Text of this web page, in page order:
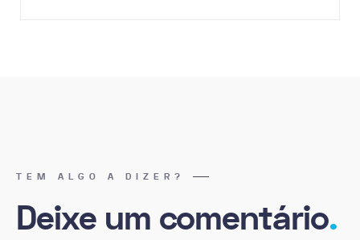
TEM ALGO A DIZER?
Deixe um comentário.